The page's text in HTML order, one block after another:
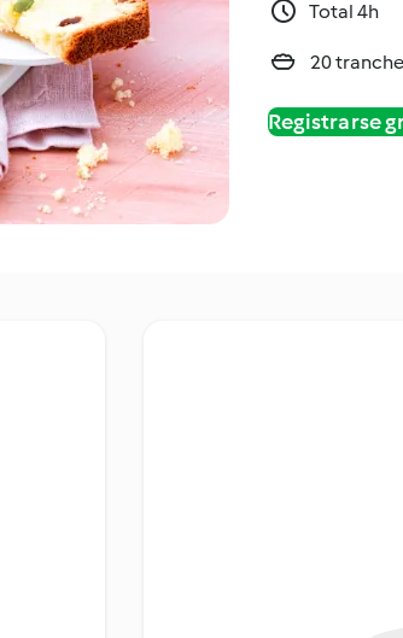
Total 4h
20
Registrarse